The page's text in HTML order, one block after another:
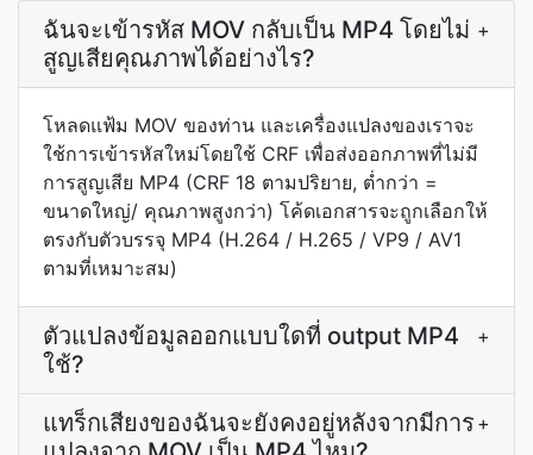
ฉันจะเข้ารหัส MOV กลับเป็น MP4 โดยไม่
สูญเสียคุณภาพได้อย่างไร?
+
โหลดแฟ้ม MOV ของท่าน และเครื่องแปลงของเราจะ
ใช้การเข้ารหัสใหม่โดยใช้ CRF เพื่อส่งออกภาพที่ไม่มี
การสูญเสีย MP4 (CRF 18 ตามปริยาย, ต่ำกว่า =
ขนาดใหญ่/ คุณภาพสูงกว่า) โค้ดเอกสารจะถูกเลือกให้
ตรงกับตัวบรรจุ MP4 (H.264 / H.265 / VP9 / AV1
ตามที่เหมาะสม)
ตัวแปลงข้อมูลออกแบบใดที่ output MP4
ใช้?
+
แทร็กเสียงของฉันจะยังคงอยู่หลังจากมีการ +